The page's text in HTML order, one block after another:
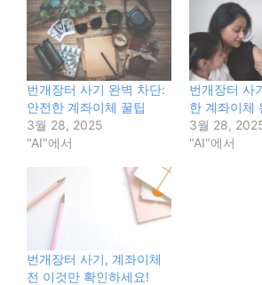
번개장터 사기 완벽 차단:
안전한 계좌이체 꿀팁
3월 28, 2025
"AI"에서
번개장터 사
한 계좌이체
3월 28,
"AI"에서
번개장터 사기, 계좌이체
전 이것만 확인하세요!